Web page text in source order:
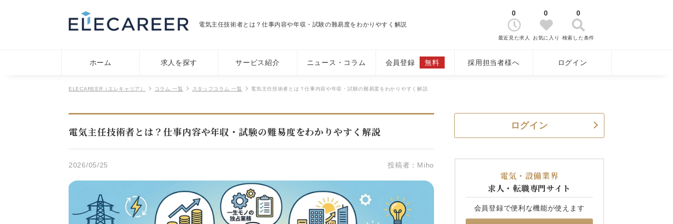
電気主任技術者とは？仕事内容や年収・試験の難易度をわかりやすく解説
0
最近見た求人
0
お気に入り
0
検索した条件
ホーム 求人を探す サービス紹介 ニュース・コラム 会員登録 無料 採用担当者様へ ログイン
ELECAREER（エレキャリア） コラム 一覧 スタッフコラム 一覧 電気主任技術者とは？仕事内容や年収・試験の難易度をわかりやすく解説
電気主任技術者とは？仕事内容や年収・試験の難易度をわかりやすく解説
2026/05/25 投稿者：Miho
ログイン
電気・設備業界
求人・転職専門サイト
会員登録で便利な機能が使えます